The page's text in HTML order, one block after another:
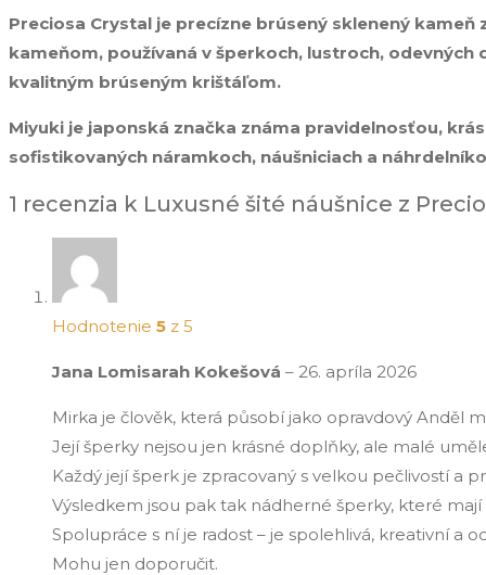
a
White
Opál
Preciosa Crystal je precízne brúsený sklenený
kameňom, používaná v šperkoch, lustroch,
kvalitným brúseným krištáľom.
Miyuki je japonská značka známa pravidelnosťou,
sofistikovaných náramkoch, náušniciach a
1 recenzia k Luxusné šité náušnice z
Hodnotenie 5 z 5
Jana Lomisarah Kokešová – 26. apríla 2026
Mirka je člověk, která působí jako opravdový Anděl
Její šperky nejsou jen krásné doplňky, ale malé
Každý její šperk je zpracovaný s velkou pečlivostí a
Výsledkem jsou pak tak nádherné šperky, které
Spolupráce s ní je radost – je spolehlivá, kreativní a
Mohu jen doporučit.